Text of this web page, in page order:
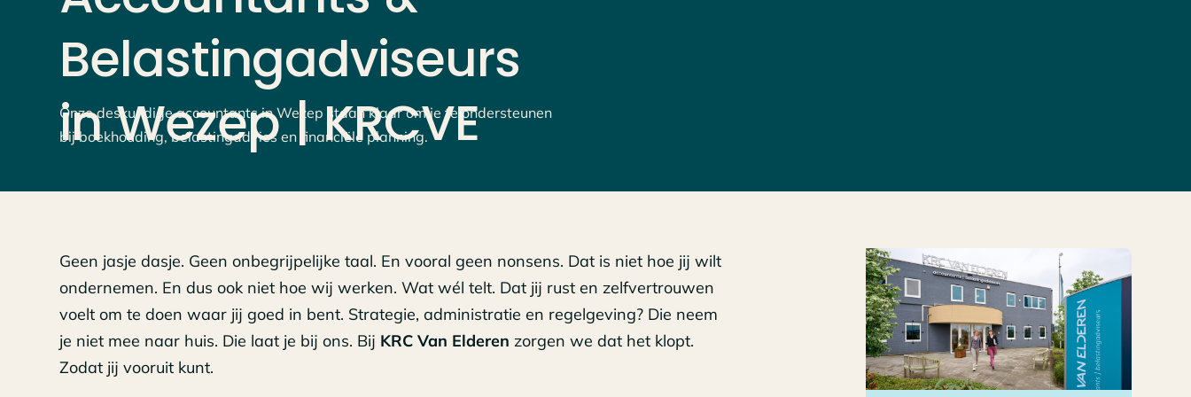
Belastingadviseurs
in Wezep | KRCVE
Onze deskundige accountants in Wezep staan klaar om je te ondersteunen
bij boekhouding, belastingadvies en financiële planning.
Geen jasje dasje. Geen onbegrijpelijke taal. En vooral geen nonsens. Dat is niet hoe jij wilt
ondernemen. En dus ook niet hoe wij werken. Wat wél telt. Dat jij rust en zelfvertrouwen
voelt om te doen waar jij goed in bent. Strategie, administratie en regelgeving? Die neem
je niet mee naar huis. Die laat je bij ons. Bij KRC Van Elderen zorgen we dat het klopt.
Zodat jij vooruit kunt.